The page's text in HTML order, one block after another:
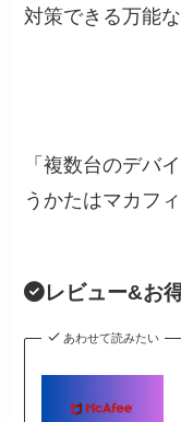
対策できる万能
「複数台のデバ
うかたはマカフ
レビュー&お
あわせて読みたい